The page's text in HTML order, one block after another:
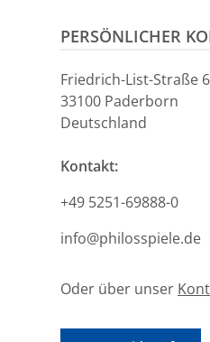
PERSÖNLICHER
Friedrich-List-Straße
33100 Paderborn
Deutschland
Kontakt:
+49 5251-69888-0
info@philosspiele.de
Oder über unser